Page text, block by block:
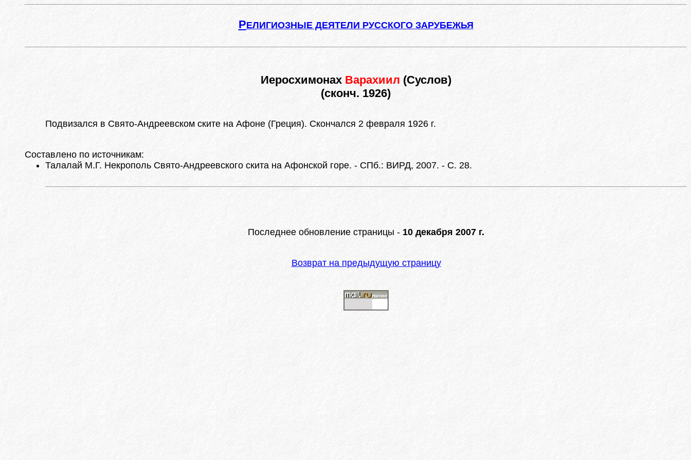
РЕЛИГИОЗНЫЕ ДЕЯТЕЛИ РУССКОГО ЗАРУБЕЖЬЯ
Иеросхимонах Варахиил (Суслов)
(сконч. 1926)
Подвизался в Свято-Андреевском ските на Афоне (Греция). Скончался 2 февраля 1926 г.
Составлено по источникам:
Талалай М.Г. Некрополь Свято-Андреевского скита на Афонской горе. - СПб.: ВИРД, 2007. - С. 28.
Последнее обновление страницы - 10 декабря 2007 г.
Возврат на предыдущую страницу